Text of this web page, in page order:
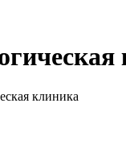
клиника